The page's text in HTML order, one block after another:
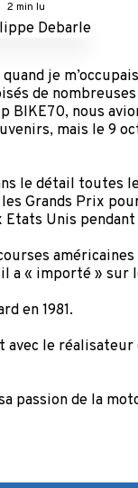
2 min lu
je
de
nous
mais le 9
le détail toutes
Grands Prix
Unis pendant
a « importé » sur
en 1981.
le réalisateur
passion de la